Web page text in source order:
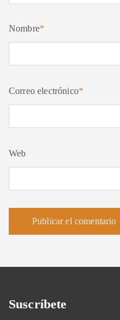
Nombre*
Correo electrónico*
Web
Suscríbete